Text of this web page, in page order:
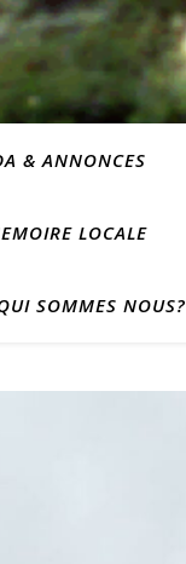
& ANNONCES
LOCALE
SOMMES NOUS?